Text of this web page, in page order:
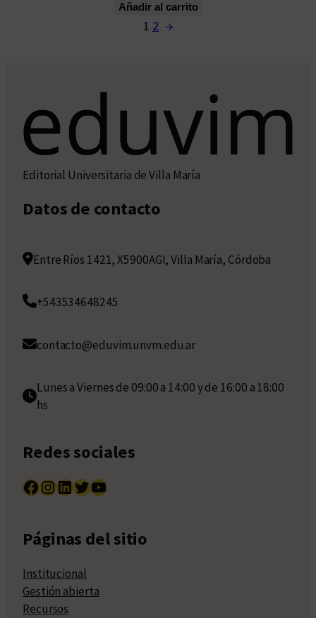
Añadir al carrito
1 2 →
Editorial Universitaria de Villa María
Datos de contacto
Entre Ríos 1421, X5900AGI, Villa María, Córdoba
+543534648245
contacto@eduvim.unvm.edu.ar
Lunes a Viernes de 09:00 a 14:00 y de 16:00 a 18:00
hs
Redes sociales
Facebook InstagramLinkedIn Twitter YouTube
Páginas del sitio
Institucional
Gestión abierta
Recursos